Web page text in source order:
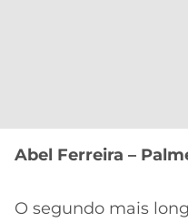
Abel Ferreira –
O segundo mais